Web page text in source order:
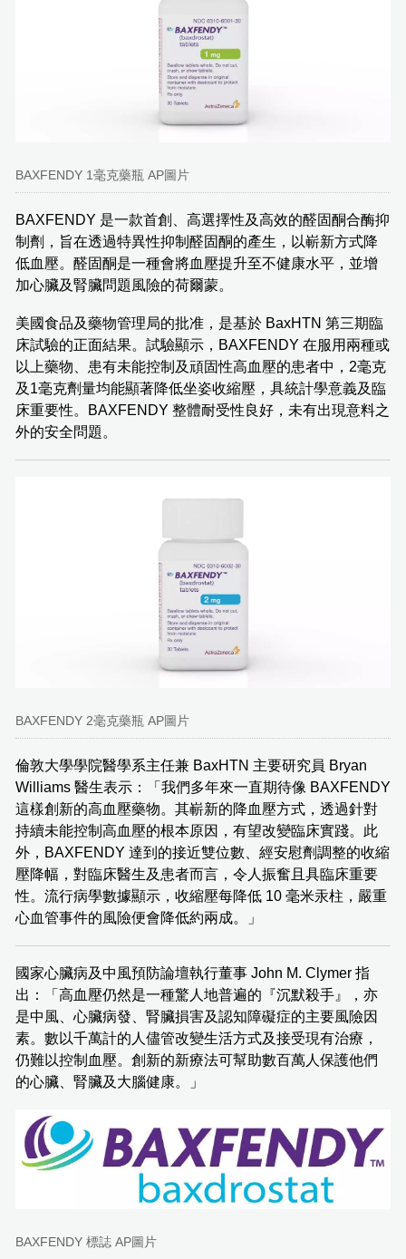
BAXFENDY 1毫克藥瓶 AP圖片
BAXFENDY 是一款首創、高選擇性及高效的醛固酮合酶抑
制劑，旨在透過特異性抑制醛固酮的產生，以嶄新方式降
低血壓。醛固酮是一種會將血壓提升至不健康水平，並增
加心臟及腎臟問題風險的荷爾蒙。
美國食品及藥物管理局的批准，是基於 BaxHTN 第三期臨
床試驗的正面結果。試驗顯示，BAXFENDY 在服用兩種或
以上藥物、患有未能控制及頑固性高血壓的患者中，2毫克
及1毫克劑量均能顯著降低坐姿收縮壓，具統計學意義及臨
床重要性。BAXFENDY 整體耐受性良好，未有出現意料之
外的安全問題。
BAXFENDY 2毫克藥瓶 AP圖片
倫敦大學學院醫學系主任兼 BaxHTN 主要研究員 Bryan
Williams 醫生表示：「我們多年來一直期待像 BAXFENDY
這樣創新的高血壓藥物。其嶄新的降血壓方式，透過針對
持續未能控制高血壓的根本原因，有望改變臨床實踐。此
外，BAXFENDY 達到的接近雙位數、經安慰劑調整的收縮
壓降幅，對臨床醫生及患者而言，令人振奮且具臨床重要
性。流行病學數據顯示，收縮壓每降低 10 毫米汞柱，嚴重
心血管事件的風險便會降低約兩成。」
國家心臟病及中風預防論壇執行董事 John M. Clymer 指
出：「高血壓仍然是一種驚人地普遍的『沉默殺手』，亦
是中風、心臟病發、腎臟損害及認知障礙症的主要風險因
素。數以千萬計的人儘管改變生活方式及接受現有治療，
仍難以控制血壓。創新的新療法可幫助數百萬人保護他們
的心臟、腎臟及大腦健康。」
BAXFENDY 標誌 AP圖片